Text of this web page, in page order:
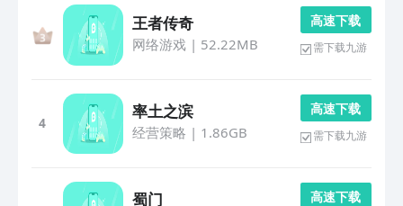
王者传奇
网络游戏| 52.22MB
高 速 下 载
需下载九游
4
率土之滨
经营策略 | 1.86GB
高 速 下 载
需下载九游
蜀门 高 速 下 载